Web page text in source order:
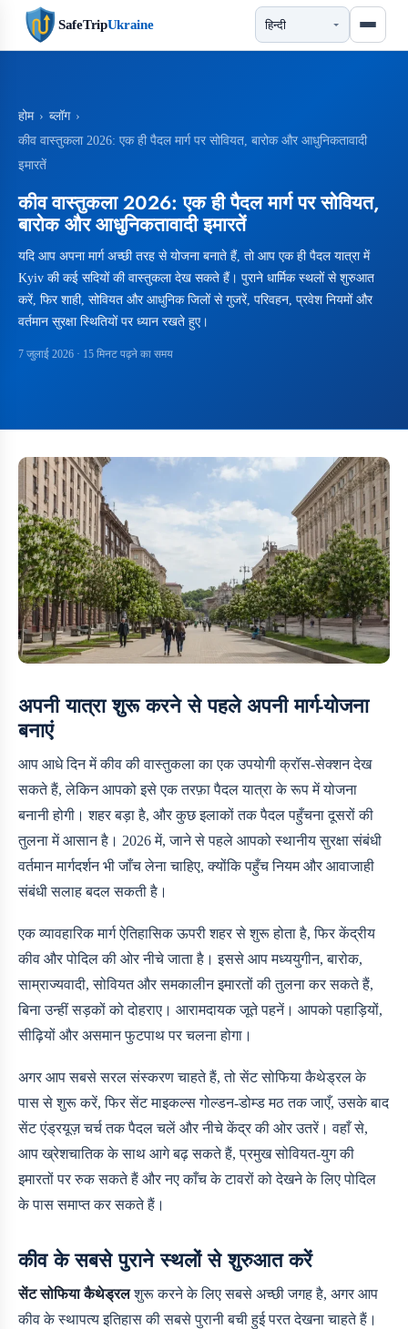
SafeTripUkraine
होम › ब्लॉग ›
कीव वास्तुकला 2026: एक ही पैदल मार्ग पर सोवियत, बारोक और आधुनिकतावादी
इमारतें
कीव वास्तुकला 2026: एक ही पैदल मार्ग पर सोवियत,
बारोक और आधुनिकतावादी इमारतें
यदि आप अपना मार्ग अच्छी तरह से योजना बनाते हैं, तो आप एक ही पैदल यात्रा में
Kyiv की कई सदियों की वास्तुकला देख सकते हैं। पुराने धार्मिक स्थलों से शुरुआत
करें, फिर शाही, सोवियत और आधुनिक जिलों से गुजरें, परिवहन, प्रवेश नियमों और
वर्तमान सुरक्षा स्थितियों पर ध्यान रखते हुए।
7 जुलाई 2026 · 15 मिनट पढ़ने का समय
अपनी यात्रा शुरू करने से पहले अपनी मार्ग-योजना
बनाएं
आप आधे दिन में कीव की वास्तुकला का एक उपयोगी क्रॉस-सेक्शन देख
सकते हैं, लेकिन आपको इसे एक तरफ़ा पैदल यात्रा के रूप में योजना
बनानी होगी। शहर बड़ा है, और कुछ इलाकों तक पैदल पहुँचना दूसरों की
तुलना में आसान है। 2026 में, जाने से पहले आपको स्थानीय सुरक्षा संबंधी
वर्तमान मार्गदर्शन भी जाँच लेना चाहिए, क्योंकि पहुँच नियम और आवाजाही
संबंधी सलाह बदल सकती है।
एक व्यावहारिक मार्ग ऐतिहासिक ऊपरी शहर से शुरू होता है, फिर केंद्रीय
कीव और पोदिल की ओर नीचे जाता है। इससे आप मध्ययुगीन, बारोक,
साम्राज्यवादी, सोवियत और समकालीन इमारतों की तुलना कर सकते हैं,
बिना उन्हीं सड़कों को दोहराए। आरामदायक जूते पहनें। आपको पहाड़ियों,
सीढ़ियों और असमान फुटपाथ पर चलना होगा।
अगर आप सबसे सरल संस्करण चाहते हैं, तो सेंट सोफिया कैथेड्रल के
पास से शुरू करें, फिर सेंट माइकल्स गोल्डन-डोम्ड मठ तक जाएँ, उसके बाद
सेंट एंड्रयूज़ चर्च तक पैदल चलें और नीचे केंद्र की ओर उतरें। वहाँ से,
आप ख्रेशचातिक के साथ आगे बढ़ सकते हैं, प्रमुख सोवियत-युग की
इमारतों पर रुक सकते हैं और नए काँच के टावरों को देखने के लिए पोदिल
के पास समाप्त कर सकते हैं।
कीव के सबसे पुराने स्थलों से शुरुआत करें
सेंट सोफिया कैथेड्रलशुरू करने के लिए सबसे अच्छी जगह है, अगर आप
कीव के स्थापत्य इतिहास की सबसे पुरानी बची हुई परत देखना चाहते हैं।